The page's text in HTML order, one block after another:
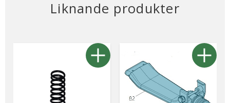
Liknande produkter